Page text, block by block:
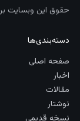
حقوق این وبسایت
دسته‌بندی‌ها
صفحه اصلی
اخبار
مقالات
نوشتار